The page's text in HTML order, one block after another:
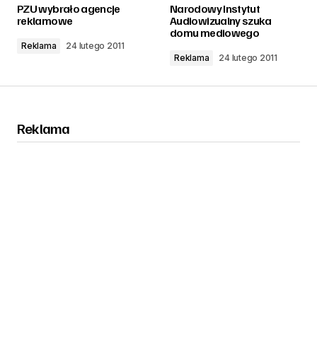
PZU wybrało agencje
reklamowe
Reklama 24 lutego 2011
Narodowy Instytut
Audiowizualny szuka
domu mediowego
Reklama 24 lutego 2011
Reklama